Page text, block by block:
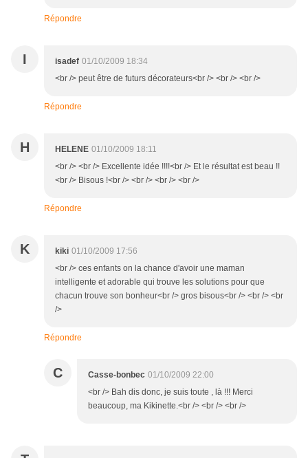
Répondre
I isadef 01/10/2009 18:34
<br /> peut être de futurs décorateurs<br /> <br /> <br />
Répondre
H HELENE 01/10/2009 18:11
<br /> <br /> Excellente idée !!!!<br /> Et le résultat est beau !!
<br /> Bisous !<br /> <br /> <br /> <br />
Répondre
K kiki 01/10/2009 17:56
<br /> ces enfants on la chance d'avoir une maman
intelligente et adorable qui trouve les solutions pour que
chacun trouve son bonheur<br /> gros bisous<br /> <br /> <br
/>
Répondre
C Casse-bonbec 01/10/2009 22:00
<br /> Bah dis donc, je suis toute , là !!! Merci
beaucoup, ma Kikinette.<br /> <br /> <br />